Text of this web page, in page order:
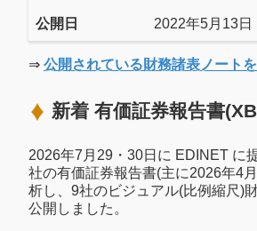
公開日 2022年5月13日
⇒ 公開されている財務諸表ノート
新着 有価証券報告書
2026年7月29・30日に EDINET に
社の有価証券報告書(主に2026年4
析し、9社のビジュアル(比例縮尺)
公開しました。